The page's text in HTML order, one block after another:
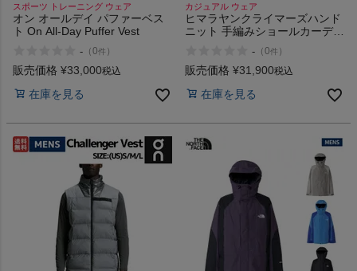
スポーツ トレーニング ウェア
オン オールデイ パファーベス
ト On All-Day Puffer Vest
- （0件 ）
販売価格 ¥33,000税込
在庫を見る
カジュアル ウェア
ヒマラヤンクライマーズハンド
ニット 手編みショールカーディ
HIMALAYAN CLIMBERS
HANDKNIT
- （0件 ）
販売価格 ¥31,900税込
在庫を見る